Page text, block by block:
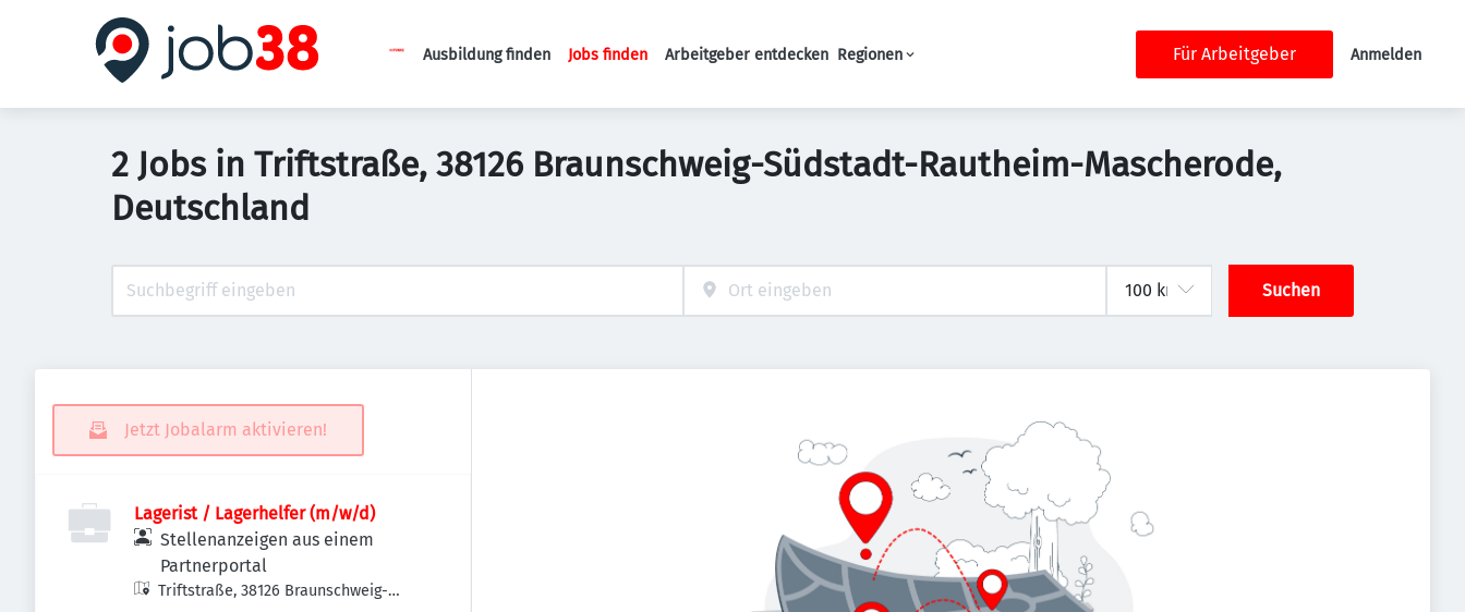
Haupt-Navigation
Ausbildung finden Jobs finden Arbeitgeber entdecken Regionen Für Arbeitgeber Anmelden
2 Jobs in Triftstraße, 38126 Braunschweig-Südstadt-Rautheim-Mascherode,
Deutschland
Suchen
Jetzt Jobalarm aktivieren!
Lagerist / Lagerhelfer (m/w/d)
Stellenanzeigen aus einem
Partnerportal
Triftstraße, 38126 Braunschweig-